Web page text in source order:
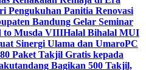
Pengukuhan Panitia Renovasi
Bandung Gelar Seminar
to Musda VIIIHalal Bihalal MUI
Sinergi Ulama dan UmaroPC
Paket Takjil Gratis kepada
Bagikan 500 Takjil,